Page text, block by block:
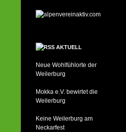
AKTUELL
Neue Wohlfühlorte der
Weilerburg
Mokka e.V. bewirtet die
Weilerburg
Keine Weilerburg am
Neckarfest